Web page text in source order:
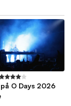
O Days 2026